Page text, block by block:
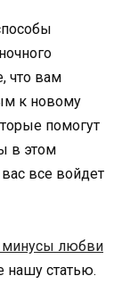
что вам
к новому
помогут
в этом
вас все войдет
любви
нашу статью.